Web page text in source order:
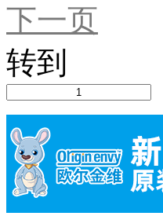
下一页
转到